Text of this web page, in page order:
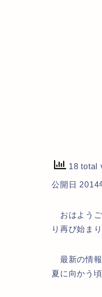
18 total
公開日 2014
おはようご
り再び始ま
最新の情報
夏に向かう